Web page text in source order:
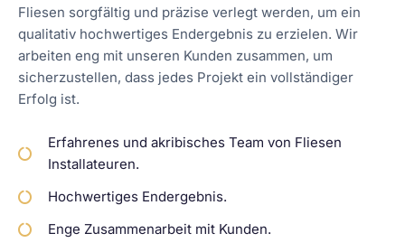
Fliesen sorgfältig und präzise verlegt werden, um ein
qualitativ hochwertiges Endergebnis zu erzielen. Wir
arbeiten eng mit unseren Kunden zusammen, um
sicherzustellen, dass jedes Projekt ein vollständiger
Erfolg ist.​
Erfahrenes und akribisches Team von Fliesen
Installateuren.​
Hochwertiges Endergebnis.​
Enge Zusammenarbeit mit Kunden.​